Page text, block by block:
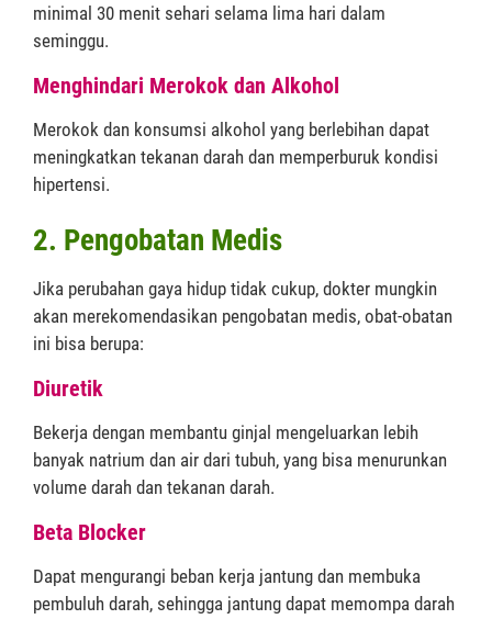
minimal 30 menit sehari selama lima hari dalam
seminggu.
Menghindari Merokok dan Alkohol
Merokok dan konsumsi alkohol yang berlebihan dapat
meningkatkan tekanan darah dan memperburuk kondisi
hipertensi.
2. Pengobatan Medis
Jika perubahan gaya hidup tidak cukup, dokter mungkin
akan merekomendasikan pengobatan medis, obat-obatan
ini bisa berupa:
Diuretik
Bekerja dengan membantu ginjal mengeluarkan lebih
banyak natrium dan air dari tubuh, yang bisa menurunkan
volume darah dan tekanan darah.
Beta Blocker
Dapat mengurangi beban kerja jantung dan membuka
pembuluh darah, sehingga jantung dapat memompa darah